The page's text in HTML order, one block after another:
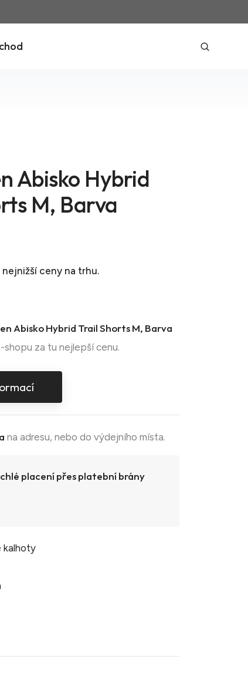
Abisko Hybrid
M, Barva
nejnižší ceny na trhu.
Abisko Hybrid Trail Shorts M, Barva
shopu za tu nejlepší cenu.
na adresu, nebo do výdejního místa.
placení přes platební brány
kalhoty